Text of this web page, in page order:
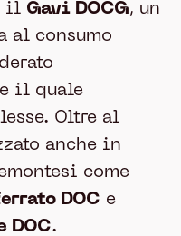
il Gavi DOCG, un
al consumo
il quale
Oltre al
anche in
come
DOC e
DOC.